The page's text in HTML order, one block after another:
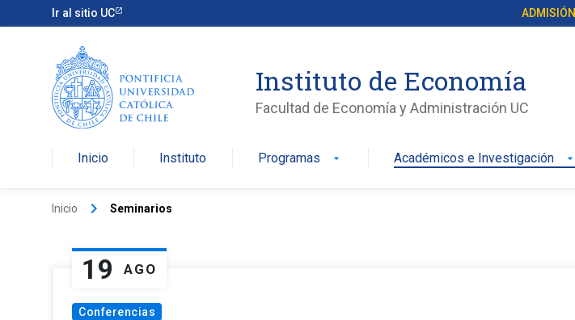
Ir al sitio UC ADMISIÓN
Instituto de Economía
Facultad de Economía y Administración UC
Inicio Instituto Programas arrow_drop_down Académicos e Investigación arrow_drop_down
Inicio keyboard_arrow_right Seminarios
19 AGO
Conferencias